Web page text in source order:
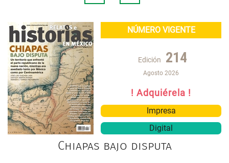
NÚMERO VIGENTE
Edición 214
Agosto 2026
! Adquiérela !
Impresa
Digital
Chiapas bajo disputa